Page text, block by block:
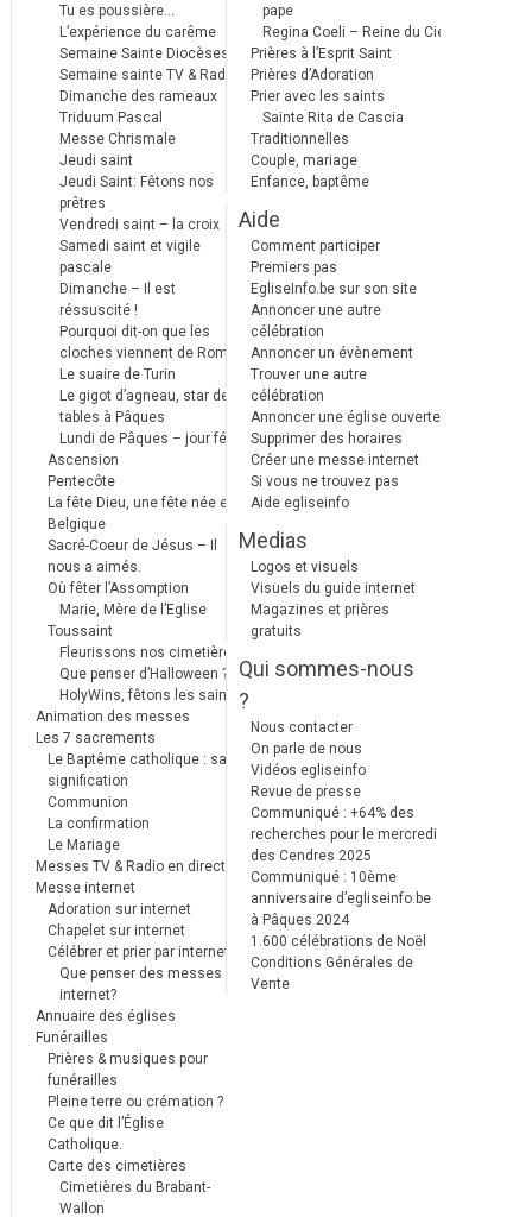
Tu es poussière…
L’expérience du carême
Semaine Sainte Diocèses
Semaine sainte TV & Radio
Dimanche des rameaux
Triduum Pascal
Messe Chrismale
Jeudi saint
Jeudi Saint: Fêtons nos
prêtres
Vendredi saint – la croix
Samedi saint et vigile
pascale
Dimanche – Il est
réssuscité !
Pourquoi dit-on que les
cloches viennent de Rome ?
Le suaire de Turin
Le gigot d’agneau, star des
tables à Pâques
Lundi de Pâques – jour férié
Ascension
Pentecôte
La fête Dieu, une fête née en
Belgique
Sacré-Coeur de Jésus – Il
nous a aimés.
Où fêter l’Assomption
Marie, Mère de l’Eglise
Toussaint
Fleurissons nos cimetières
Que penser d’Halloween ?
HolyWins, fêtons les saints !
Animation des messes
Les 7 sacrements
Le Baptême catholique : sa
signification
Communion
La confirmation
Le Mariage
Messes TV & Radio en direct
Messe internet
Adoration sur internet
Chapelet sur internet
Célébrer et prier par internet
Que penser des messes
internet?
Annuaire des églises
Funérailles
Prières & musiques pour
funérailles
Pleine terre ou crémation ?
Ce que dit l’Église
Catholique.
Carte des cimetières
Cimetières du Brabant-
Wallon
pape
Regina Coeli – Reine du Ciel
Prières à l’Esprit Saint
Prières d’Adoration
Prier avec les saints
Sainte Rita de Cascia
Traditionnelles
Couple, mariage
Enfance, baptême
Aide
Comment participer
Premiers pas
EgliseInfo.be sur son site
Annoncer une autre
célébration
Annoncer un évènement
Trouver une autre
célébration
Annoncer une église ouverte
Supprimer des horaires
Créer une messe internet
Si vous ne trouvez pas
Aide egliseinfo
Medias
Logos et visuels
Visuels du guide internet
Magazines et prières
gratuits
Qui sommes-nous
?
Nous contacter
On parle de nous
Vidéos egliseinfo
Revue de presse
Communiqué : +64% des
recherches pour le mercredi
des Cendres 2025
Communiqué : 10ème
anniversaire d’egliseinfo.be
à Pâques 2024
1.600 célébrations de Noël
Conditions Générales de
Vente